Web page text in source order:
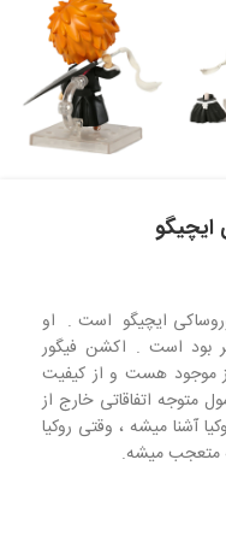
ایچیگو
ایچیگو است . او
بود است . اکشن فیگور
موجود هست و از کیفیت
متوجه اتفاقاتی خارج از
آشنا میشه ، وقتی روکیا
متعجب میشه.